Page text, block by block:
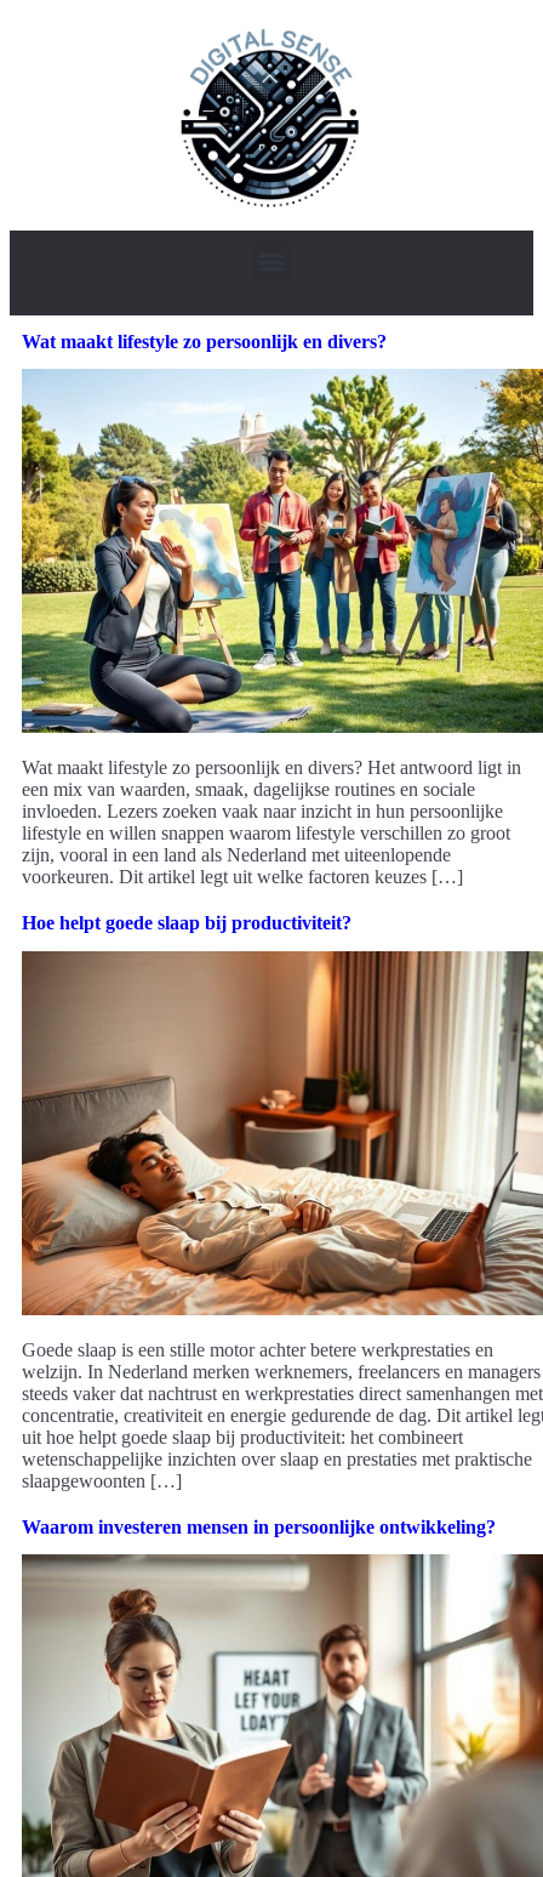
Wat maakt lifestyle zo persoonlijk en divers?
Wat maakt lifestyle zo persoonlijk en divers? Het antwoord ligt in
een mix van waarden, smaak, dagelijkse routines en sociale
invloeden. Lezers zoeken vaak naar inzicht in hun persoonlijke
lifestyle en willen snappen waarom lifestyle verschillen zo groot
zijn, vooral in een land als Nederland met uiteenlopende
voorkeuren. Dit artikel legt uit welke factoren keuzes […]
Hoe helpt goede slaap bij productiviteit?
Goede slaap is een stille motor achter betere werkprestaties en
welzijn. In Nederland merken werknemers, freelancers en managers
steeds vaker dat nachtrust en werkprestaties direct samenhangen met
concentratie, creativiteit en energie gedurende de dag. Dit artikel
uit hoe helpt goede slaap bij productiviteit: het combineert
wetenschappelijke inzichten over slaap en prestaties met praktische
slaapgewoonten […]
Waarom investeren mensen in persoonlijke ontwikkeling?